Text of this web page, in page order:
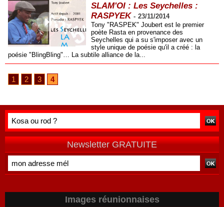
SLAM'OI : Les Seychelles :
RASPYEK - 23/11/2014
Tony "RASPEK" Joubert est le premier
poète Rasta en provenance des
Seychelles qui a su s'imposer avec un
style unique de poésie qu'il a créé : la
poésie "BlingBling"… La subtile alliance de la...
1 2 3 4
Newsletter GRATUITE
Images réunionnaises